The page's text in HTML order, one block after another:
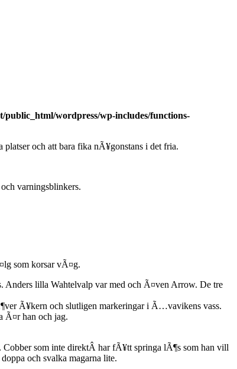
wordpress/wp-includes/functions-
och att bara fika nÃ¥gonstans i det fria.
varningsblinkers.
som korsar vÃ¤g.
Anders lilla Wahtelvalp var med och Ã¤ven Arrow. De tre
Ã¥kern och slutligen markeringar i Ã…vavikens vass.
Ã¤r han och jag.
som inte direktÂ har fÃ¥tt springa lÃ¶s som han vill
och svalka magarna lite.